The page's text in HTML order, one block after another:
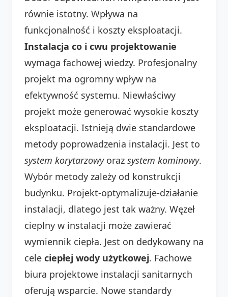
równie istotny. Wpływa na
funkcjonalność i koszty eksploatacji.
Instalacja co i cwu projektowanie
wymaga fachowej wiedzy. Profesjonalny
projekt ma ogromny wpływ na
efektywność systemu. Niewłaściwy
projekt może generować wysokie koszty
eksploatacji. Istnieją dwie standardowe
metody poprowadzenia instalacji. Jest to
system korytarzowyoraz system kominowy.
Wybór metody zależy od konstrukcji
budynku. Projekt-optymalizuje-działanie
instalacji, dlatego jest tak ważny. Węzeł
cieplny w instalacji może zawierać
wymiennik ciepła. Jest on dedykowany na
cele ciepłej wody użytkowej. Fachowe
biura projektowe instalacji sanitarnych
oferują wsparcie. Nowe standardy